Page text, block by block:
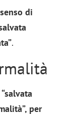
di
.
per